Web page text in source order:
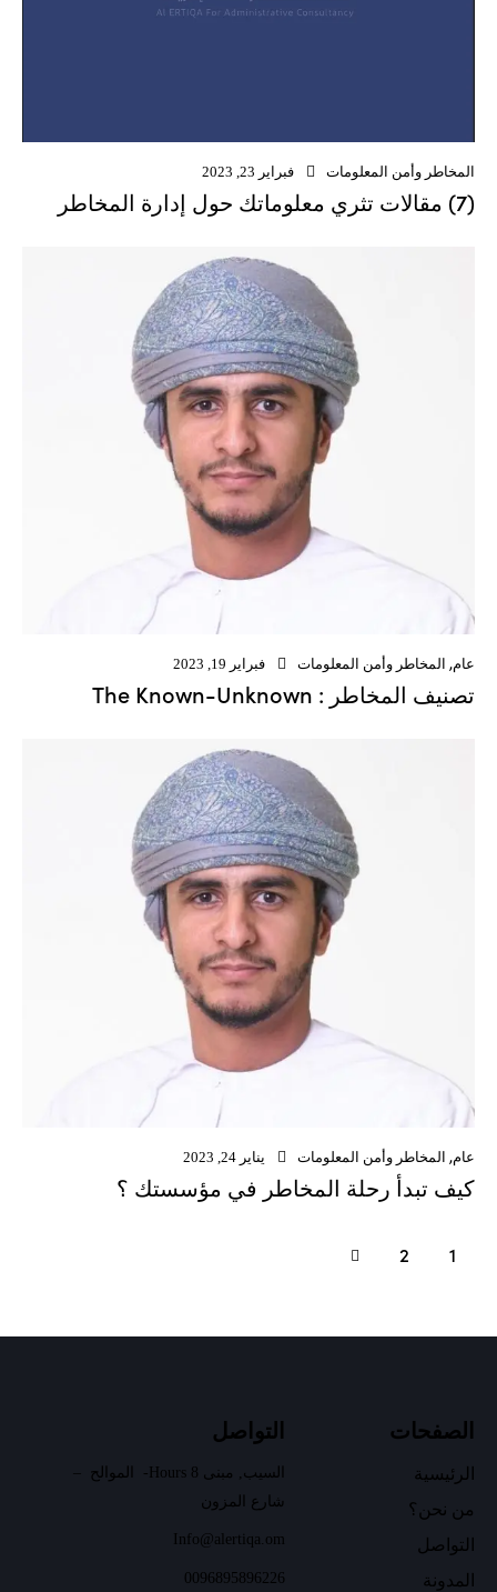
المخاطر وأمن المعلومات فبراير 23, 2023
(7) مقالات تثري معلوماتك حول إدارة المخاطر
عام, المخاطر وأمن المعلومات فبراير 19, 2023
تصنيف المخاطر : The Known-Unknown
عام, المخاطر وأمن المعلومات يناير 24, 2023
كيف تبدأ رحلة المخاطر في مؤسستك ؟
1
2
الصفحات
الرئيسية
من نحن؟
التواصل
المدونة
التواصل
السيب, مبنى 8 Hours- الموالح –
شارع المزون
Info@alertiqa.om
0096895896226